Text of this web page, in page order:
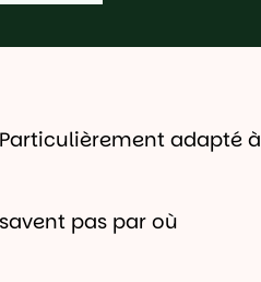
adapté à
pas par où